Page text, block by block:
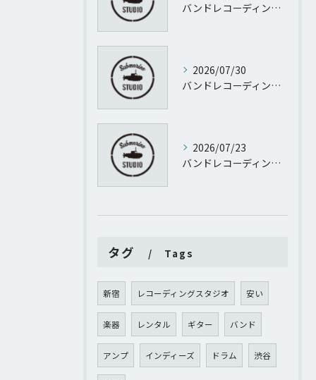
バンドレコーディング質問に渋谷サクラステージＳＨＩＢＵＹＡサイドＳＨＩＢＵＹＡタワー地階から徹底回答
2026/07/30
バンドレコーディング設計で失敗しない予算管理と進行のポイント
2026/07/23
バンドレコーディングとパーソナルレコーディングを東京都渋谷区代官山町で実現するために知っておきたい機材や予算のすべて
タグ Tags
新宿 レコーディングスタジオ 安い
楽器 レンタル ギター バンド
アンプ インディーズ ドラム 渋谷